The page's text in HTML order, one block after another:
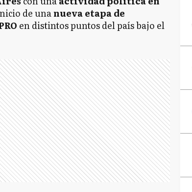
de unanueva etapa de
en distintos puntos del país bajo el